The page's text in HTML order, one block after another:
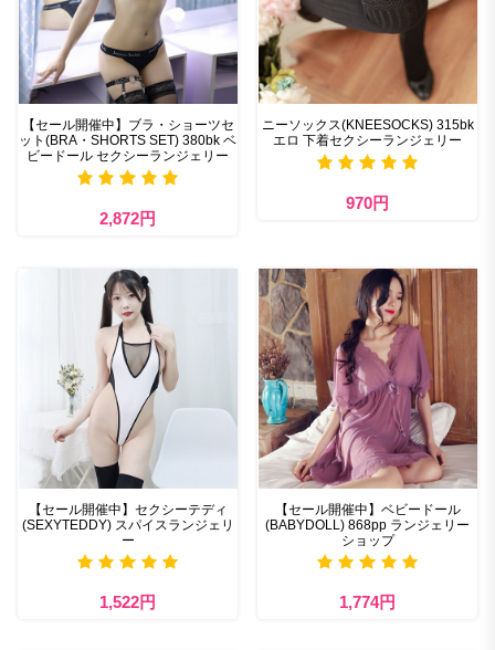
【セール開催中】ブラ・ショーツセ
ット(BRA・SHORTS SET) 380bk ベ
ビードール セクシーランジェリー
2,872円
ニーソックス(KNEESOCKS) 315bk
エロ 下着セクシーランジェリー
970円
【セール開催中】セクシーテディ
(SEXYTEDDY) スパイスランジェリ
ー
1,522円
【セール開催中】ベビードール
(BABYDOLL) 868pp ランジェリー
ショップ
1,774円